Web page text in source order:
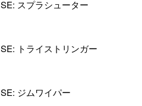
スプラシューター
トライストリンガー
ジムワイパー